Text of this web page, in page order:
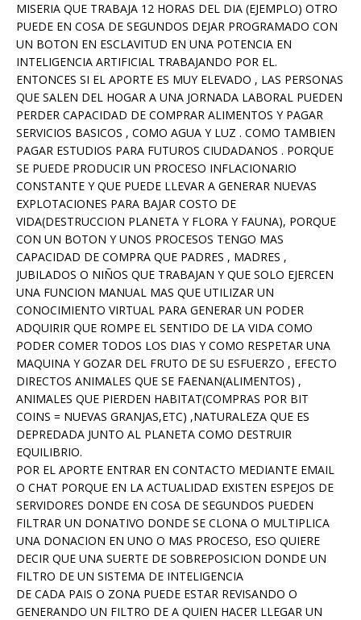
MISERIA QUE TRABAJA 12 HORAS DEL DIA (EJEMPLO) OTRO
PUEDE EN COSA DE SEGUNDOS DEJAR PROGRAMADO CON
UN BOTON EN ESCLAVITUD EN UNA POTENCIA EN
INTELIGENCIA ARTIFICIAL TRABAJANDO POR EL.
ENTONCES SI EL APORTE ES MUY ELEVADO , LAS PERSONAS
QUE SALEN DEL HOGAR A UNA JORNADA LABORAL PUEDEN
PERDER CAPACIDAD DE COMPRAR ALIMENTOS Y PAGAR
SERVICIOS BASICOS , COMO AGUA Y LUZ . COMO TAMBIEN
PAGAR ESTUDIOS PARA FUTUROS CIUDADANOS . PORQUE
SE PUEDE PRODUCIR UN PROCESO INFLACIONARIO
CONSTANTE Y QUE PUEDE LLEVAR A GENERAR NUEVAS
EXPLOTACIONES PARA BAJAR COSTO DE
VIDA(DESTRUCCION PLANETA Y FLORA Y FAUNA), PORQUE
CON UN BOTON Y UNOS PROCESOS TENGO MAS
CAPACIDAD DE COMPRA QUE PADRES , MADRES ,
JUBILADOS O NIÑOS QUE TRABAJAN Y QUE SOLO EJERCEN
UNA FUNCION MANUAL MAS QUE UTILIZAR UN
CONOCIMIENTO VIRTUAL PARA GENERAR UN PODER
ADQUIRIR QUE ROMPE EL SENTIDO DE LA VIDA COMO
PODER COMER TODOS LOS DIAS Y COMO RESPETAR UNA
MAQUINA Y GOZAR DEL FRUTO DE SU ESFUERZO , EFECTO
DIRECTOS ANIMALES QUE SE FAENAN(ALIMENTOS) ,
ANIMALES QUE PIERDEN HABITAT(COMPRAS POR BIT
COINS = NUEVAS GRANJAS,ETC) ,NATURALEZA QUE ES
DEPREDADA JUNTO AL PLANETA COMO DESTRUIR
EQUILIBRIO.
POR EL APORTE ENTRAR EN CONTACTO MEDIANTE EMAIL
O CHAT PORQUE EN LA ACTUALIDAD EXISTEN ESPEJOS DE
SERVIDORES DONDE EN COSA DE SEGUNDOS PUEDEN
FILTRAR UN DONATIVO DONDE SE CLONA O MULTIPLICA
UNA DONACION EN UNO O MAS PROCESO, ESO QUIERE
DECIR QUE UNA SUERTE DE SOBREPOSICION DONDE UN
FILTRO DE UN SISTEMA DE INTELIGENCIA
DE CADA PAIS O ZONA PUEDE ESTAR REVISANDO O
GENERANDO UN FILTRO DE A QUIEN HACER LLEGAR UN